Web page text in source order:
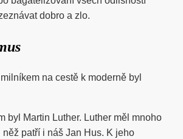
dobro a zlo.
na cestě k moderně byl
byl Martin Luther. Luther měl mnoho
něž patří i náš Jan Hus. K jeho